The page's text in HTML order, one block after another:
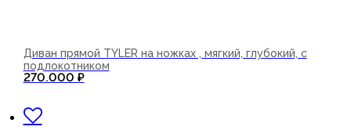
Диван прямой TYLER на ножках , мягкий, глубокий, с
подлокотником
270.000 ₽